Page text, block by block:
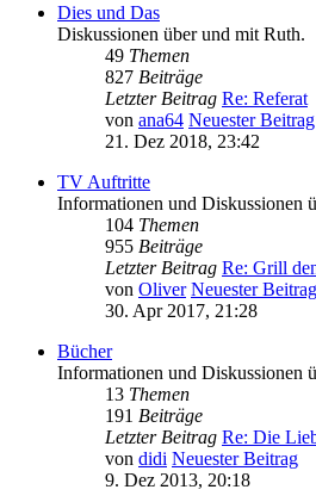
Dies und Das
Diskussionen über und mit Ruth.
49 Themen
827 Beiträge
Letzter Beitrag Re: Referat
von ana64 Neuester Beitrag
21. Dez 2018, 23:42
TV Auftritte
Informationen und Diskussionen
104 Themen
955 Beiträge
Letzter Beitrag Re: Grill
von Oliver Neuester Beitrag
30. Apr 2017, 21:28
Bücher
Informationen und Diskussionen
13 Themen
191 Beiträge
Letzter Beitrag Re: Die
von didi Neuester Beitrag
9. Dez 2013, 20:18